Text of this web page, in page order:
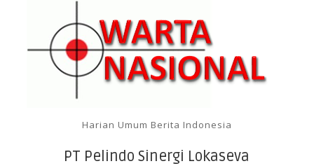
Harian Umum Berita Indonesia
PT Pelindo Sinergi Lokaseva